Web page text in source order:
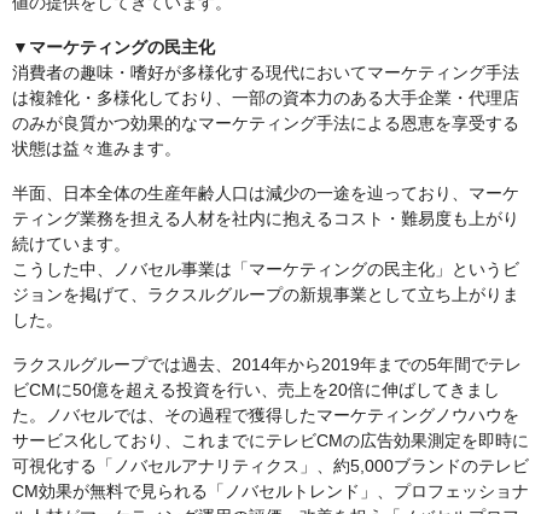
▼マーケティングの民主化
消費者の趣味・嗜好が多様化する現代においてマーケティング手法
は複雑化・多様化しており、一部の資本力のある大手企業・代理店
のみが良質かつ効果的なマーケティング手法による恩恵を享受する
状態は益々進みます。
半面、日本全体の生産年齢人口は減少の一途を辿っており、マーケ
ティング業務を担える人材を社内に抱えるコスト・難易度も上がり
続けています。
こうした中、ノバセル事業は「マーケティングの民主化」というビ
ジョンを掲げて、ラクスルグループの新規事業として立ち上がりま
した。
ラクスルグループでは過去、2014年から2019年までの5年間でテレ
ビCMに50億を超える投資を行い、売上を20倍に伸ばしてきまし
た。ノバセルでは、その過程で獲得したマーケティングノウハウを
サービス化しており、これまでにテレビCMの広告効果測定を即時に
可視化する「ノバセルアナリティクス」、約5,000ブランドのテレビ
CM効果が無料で見られる「ノバセルトレンド」、プロフェッショナ